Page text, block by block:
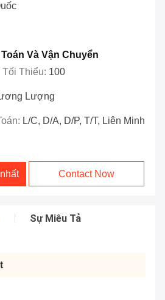
Và Vận Chuyển
Thiểu: 100
Lượng
L/C, D/A, D/P, T/T, Liên Minh
Contact Now
Sự Miêu Tả